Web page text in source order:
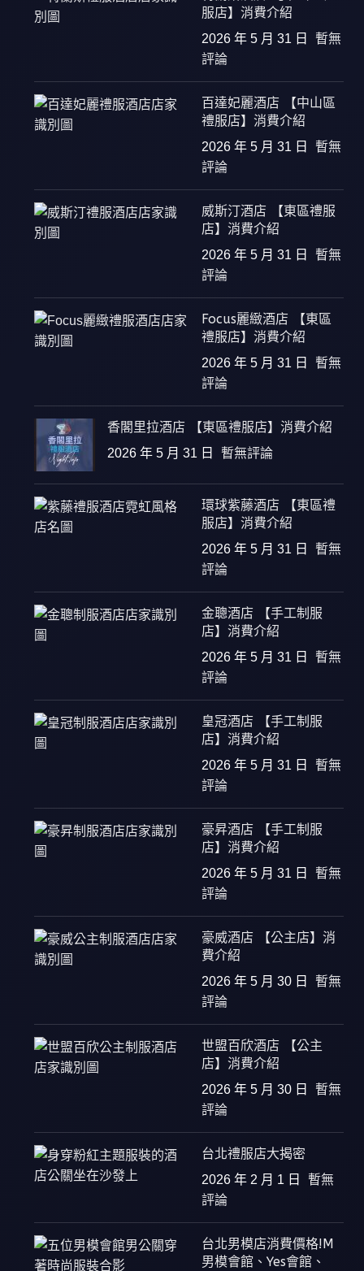
服店】消費介紹
2026 年 5 月 31 日
暫無
評論
百達妃麗酒店 【中山區
禮服店】消費介紹
2026 年 5 月 31 日
暫無
評論
威斯汀酒店 【東區禮服
店】消費介紹
2026 年 5 月 31 日
暫無
評論
Focus麗緻酒店 【東區
禮服店】消費介紹
2026 年 5 月 31 日
暫無
評論
香閣里拉酒店 【東區禮服店】消費介紹
2026 年 5 月 31 日 暫無評論
環球紫藤酒店 【東區禮
服店】消費介紹
2026 年 5 月 31 日
暫無
評論
金聰酒店 【手工制服
店】消費介紹
2026 年 5 月 31 日
暫無
評論
皇冠酒店 【手工制服
店】消費介紹
2026 年 5 月 31 日
暫無
評論
豪昇酒店 【手工制服
店】消費介紹
2026 年 5 月 31 日
暫無
評論
豪威酒店 【公主店】消
費介紹
2026 年 5 月 30 日
暫無
評論
世盟百欣酒店 【公主
店】消費介紹
2026 年 5 月 30 日
暫無
評論
台北禮服店大揭密
2026 年 2 月 1 日
暫無
評論
台北男模店消費價格!M
男模會館、Yes會館、